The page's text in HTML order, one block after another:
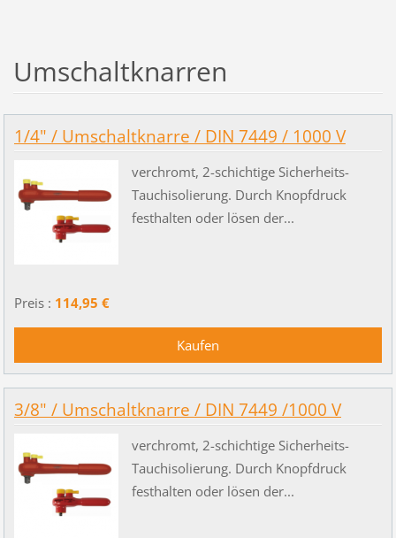
Umschaltknarren
1/4" / Umschaltknarre / DIN 7449 / 1000 V
verchromt, 2-schichtige Sicherheits-
Tauchisolierung. Durch Knopfdruck
festhalten oder lösen der...
Preis : 114,95 €
3/8" / Umschaltknarre / DIN 7449 /1000 V
verchromt, 2-schichtige Sicherheits-
Tauchisolierung. Durch Knopfdruck
festhalten oder lösen der...